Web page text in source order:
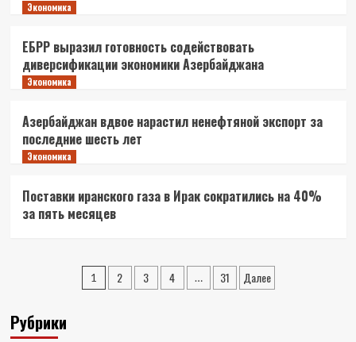
Экономика
ЕБРР выразил готовность содействовать
диверсификации экономики Азербайджана
Экономика
Азербайджан вдвое нарастил ненефтяной экспорт за
последние шесть лет
Экономика
Поставки иранского газа в Ирак сократились на 40%
за пять месяцев
Пагинация
1 2 3 4 … 31 Далее
Рубрики